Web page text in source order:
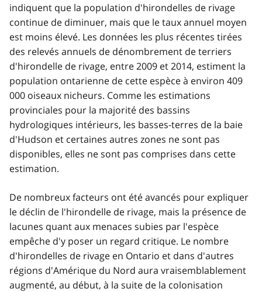
indiquent que la population d'hirondelles de rivage
continue de diminuer, mais que le taux annuel moyen
est moins élevé. Les données les plus récentes tirées
des relevés annuels de dénombrement de terriers
d'hirondelle de rivage, entre 2009 et 2014, estiment la
population ontarienne de cette espèce à environ 409
000 oiseaux nicheurs. Comme les estimations
provinciales pour la majorité des bassins
hydrologiques intérieurs, les basses-terres de la baie
d'Hudson et certaines autres zones ne sont pas
disponibles, elles ne sont pas comprises dans cette
estimation.
De nombreux facteurs ont été avancés pour expliquer
le déclin de l'hirondelle de rivage, mais la présence de
lacunes quant aux menaces subies par l'espèce
empêche d'y poser un regard critique. Le nombre
d'hirondelles de rivage en Ontario et dans d'autres
régions d'Amérique du Nord aura vraisemblablement
augmenté, au début, à la suite de la colonisation